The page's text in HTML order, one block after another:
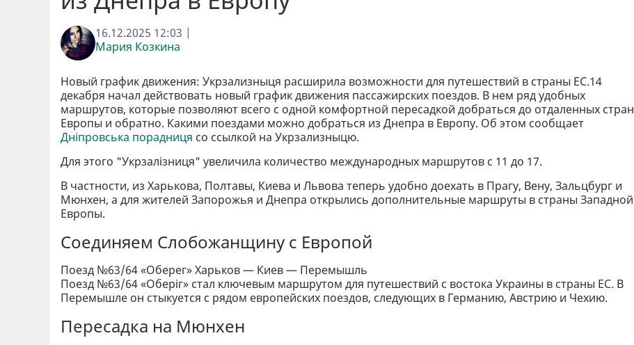
16.12.2025 12:03 |
Мария Козкина
Новый график движения: Укрзализныця расширила возможности для путешествий в страны ЕС.14
декабря начал действовать новый график движения пассажирских поездов. В нем ряд удобных
маршрутов, которые позволяют всего с одной комфортной пересадкой добраться до отдаленных стран
Европы и обратно. Какими поездами можно добраться из Днепра в Европу. Об этом сообщает
Дніпровська порадниця со ссылкой на Укрзализныцю.
Для этого "Укрзалізниця" увеличила количество международных маршрутов с 11 до 17.
В частности, из Харькова, Полтавы, Киева и Львова теперь удобно доехать в Прагу, Вену, Зальцбург и
Мюнхен, а для жителей Запорожья и Днепра открылись дополнительные маршруты в страны Западной
Европы.
Соединяем Слобожанщину с Европой
Поезд №63/64 «Оберег» Харьков — Киев — Перемышль
Поезд №63/64 «Оберіг» стал ключевым маршрутом для путешествий с востока Украины в страны ЕС. В
Перемышле он стыкуется с рядом европейских поездов, следующих в Германию, Австрию и Чехию.
Пересадка на Мюнхен